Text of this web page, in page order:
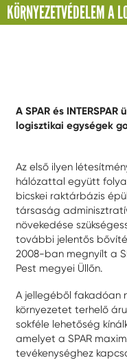
KÖRNYEZETVÉDELEM A
A SPAR és
logisztikai egységek
Az első ilyen
hálózattal együtt
bicskei raktárbázis
társaság
növekedése
további jelentős
2008-ban megnyílt a
Pest megyei Üllőn.
A jellegéből fakadóan
környezetet terhelő
sokféle lehetőség
amelyet a SPAR
tevékenységhez